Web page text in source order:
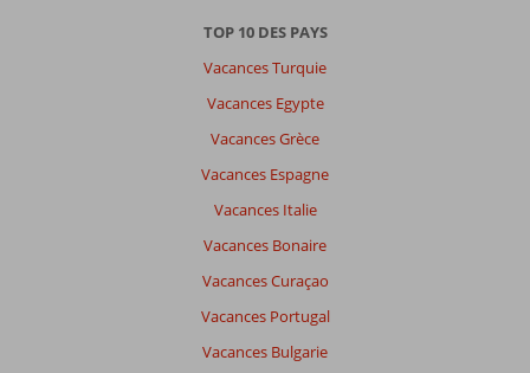
TOP 10 DES PAYS
Vacances Turquie
Vacances Egypte
Vacances Grèce
Vacances Espagne
Vacances Italie
Vacances Bonaire
Vacances Curaçao
Vacances Portugal
Vacances Bulgarie